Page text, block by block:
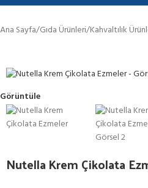
Ana Sayfa/Gıda Ürünleri/Kahvaltılık
Görüntüle
Nutella Krem Çikolata